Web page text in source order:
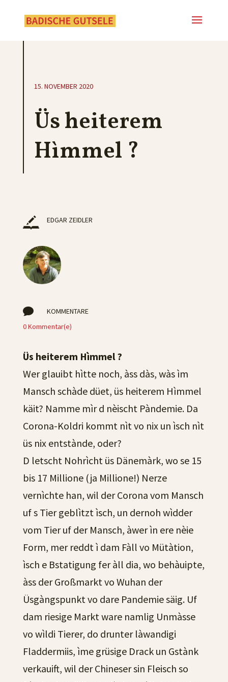
15. NOVEMBER 2020
Üs heiterem
Hìmmel ?
EDGAR ZEIDLER

KOMMENTARE
0 Kommentar(e)
Üs heiterem Hìmmel ?
Wer glauibt hìtte noch, àss dàs, wàs ìm
Mansch schàde düet, üs heiterem Hìmmel
käit? Namme mìr d nèischt Pàndemie. Da
Corona-Koldri kommt nìt vo nix un ìsch nìt
üs nix entstànde, oder?
D letscht Nohrìcht üs Dänemàrk, wo se 15
bis 17 Millione (ja Millione!) Nerze
vernìchte han, wil der Corona vom Mansch
uf s Tier geblìtzt ìsch, un dernoh wìdder
vom Tier uf der Mansch, àwer ìn ere nèie
Form, mer reddt ì dam Fàll vo Mütàtion,
ìsch e Bstatigung fer àll dia, wo behàuipte,
àss der Großmarkt vo Wuhan der
Üsgàngspunkt vo dare Pandemie säig. Uf
dam riesige Markt ware namlig Unmàsse
vo wìldi Tierer, do drunter làwandigi
Fladdermiis, ìme grüsige Drack un Gstànk
verkauift, wil der Chineser sin Fleisch so